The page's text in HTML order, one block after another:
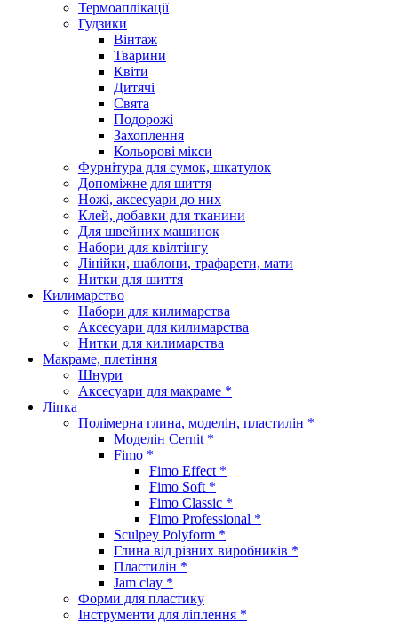
Термоаплікації
Гудзики
Вінтаж
Тварини
Квіти
Дитячі
Свята
Подорожі
Захоплення
Кольорові мікси
Фурнітура для сумок, шкатулок
Допоміжне для шиття
Ножі, аксесуари до них
Клей, добавки для тканини
Для швейних машинок
Набори для квілтінгу
Лінійки, шаблони, трафарети, мати
Нитки для шиття
Килимарство
Набори для килимарства
Аксесуари для килимарства
Нитки для килимарства
Макраме, плетіння
Шнури
Аксесуари для макраме *
Ліпка
Полімерна глина, моделін, пластилін *
Моделін Cernit *
Fimo *
Fimo Effect *
Fimo Soft *
Fimo Classic *
Fimo Professional *
Sculpey Polyform *
Глина від різних виробників *
Пластилін *
Jam clay *
Форми для пластику
Інструменти для ліплення *